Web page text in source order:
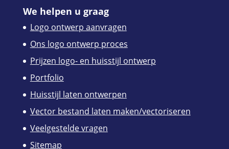
We helpen u graag
Logo ontwerp aanvragen
Ons logo ontwerp proces
Prijzen logo- en huisstijl ontwerp
Portfolio
Huisstijl laten ontwerpen
Vector bestand laten maken/vectoriseren
Veelgestelde vragen
Sitemap